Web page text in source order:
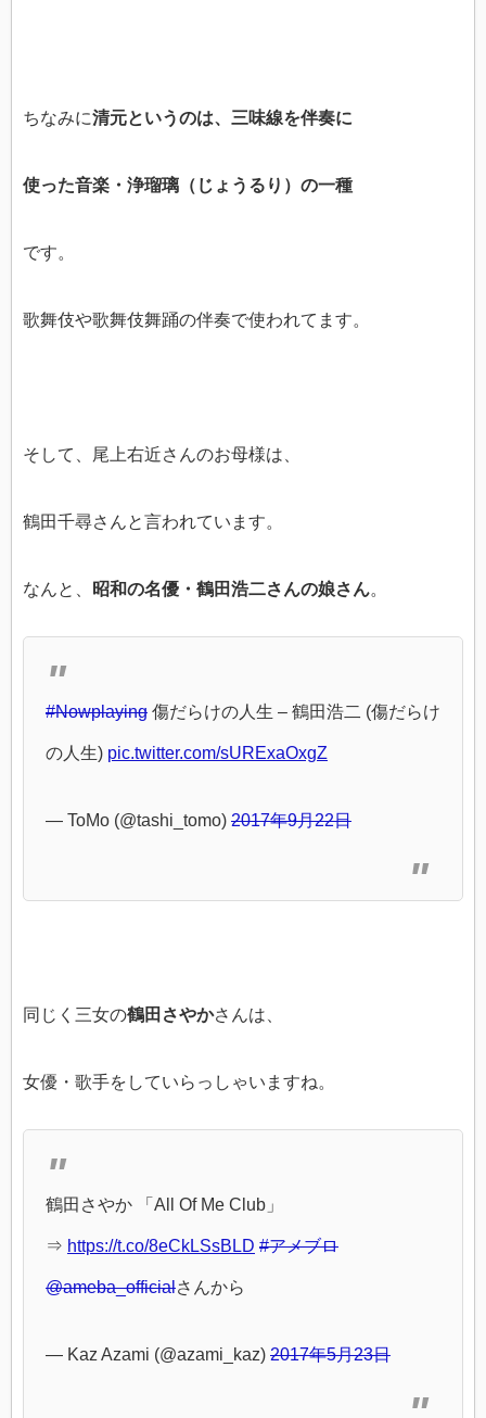
ちなみに清元というのは、三味線を伴奏に
使った音楽・浄瑠璃（じょうるり）の一種
です。
歌舞伎や歌舞伎舞踊の伴奏で使われてます。
そして、尾上右近さんのお母様は、
鶴田千尋さんと言われています。
なんと、 昭和の名優・鶴田浩二さんの娘さん。
#Nowplaying 傷だらけの人生 – 鶴田浩二 (傷だらけ
の人生) pic.twitter.com/sURExaOxgZ
— ToMo (@tashi_tomo) 2017年9月22日
同じく三女の鶴田さやかさんは、
女優・歌手をしていらっしゃいますね。
鶴田さやか 「All Of Me Club」
⇒ https://t.co/8eCkLSsBLD #アメブロ
@ameba_officialさんから
— Kaz Azami (@azami_kaz) 2017年5月23日